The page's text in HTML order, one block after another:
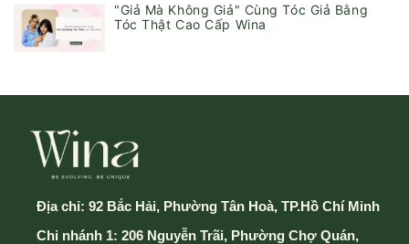
"Giả Mà Không Giả" Cùng Tóc Giả Bằng
Tóc Thật Cao Cấp Wina
Địa chỉ: 92 Bắc Hải, Phường Tân Hoà, TP.Hồ Chí Minh
Chi nhánh 1: 206 Nguyễn Trãi, Phường Chợ Quán,